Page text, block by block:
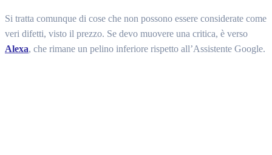
Si tratta comunque di cose che non possono essere considerate come
veri difetti, visto il prezzo. Se devo muovere una critica, è verso
Alexa, che rimane un pelino inferiore rispetto all’Assistente Google.